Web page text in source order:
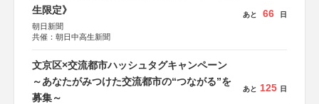
生限定》
朝日新聞
共催：朝日中高生新聞
あと 66 日
文京区×交流都市ハッシュタグキャンペーン
～あなたがみつけた交流都市の“つながる”を
募集～
あと 125 日